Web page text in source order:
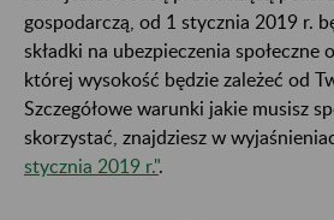
gospodarczą, od 1 stycznia 2019 r.
składki na ubezpieczenia społeczne
której wysokość będzie zależeć od
Szczegółowe warunki jakie musisz
skorzystać, znajdziesz w
stycznia 2019 r.".